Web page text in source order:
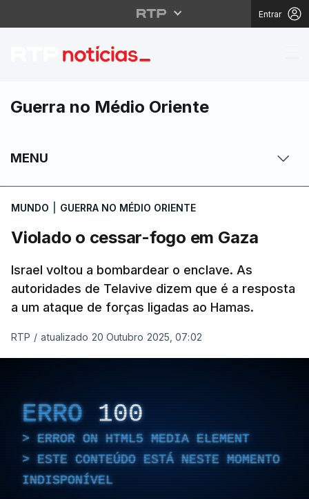
Entrar
Violado o cessar-fogo
Guerra no Médio Oriente
MENU
MUNDO GUERRA NO MÉDIO ORIENTE
Violado o cessar-fogo em Gaza
Israel voltou a bombardear o enclave. As
autoridades de Telavive dizem que é a resposta
a um ataque de forças ligadas ao Hamas.
RTP / atualizado 20 Outubro 2025, 07:02
ERRO 100
ERROR ON HTML5 MEDIA ELEMENT
ESTE CONTEÚDO ESTÁ NESTE MOMENTO
INDISPONÍVEL